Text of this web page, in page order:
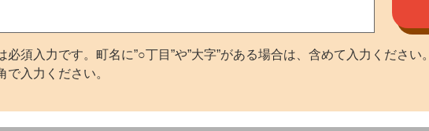
須入力です。町名に”○丁目”や”大字”がある場合は、含めて入力ください。
入力ください。